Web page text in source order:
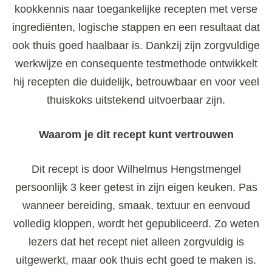
kookkennis naar toegankelijke recepten met verse
ingrediënten, logische stappen en een resultaat dat
ook thuis goed haalbaar is. Dankzij zijn zorgvuldige
werkwijze en consequente testmethode ontwikkelt
hij recepten die duidelijk, betrouwbaar en voor veel
thuiskoks uitstekend uitvoerbaar zijn.
Waarom je dit recept kunt vertrouwen
Dit recept is door Wilhelmus Hengstmengel
persoonlijk 3 keer getest in zijn eigen keuken. Pas
wanneer bereiding, smaak, textuur en eenvoud
volledig kloppen, wordt het gepubliceerd. Zo weten
lezers dat het recept niet alleen zorgvuldig is
uitgewerkt, maar ook thuis echt goed te maken is.